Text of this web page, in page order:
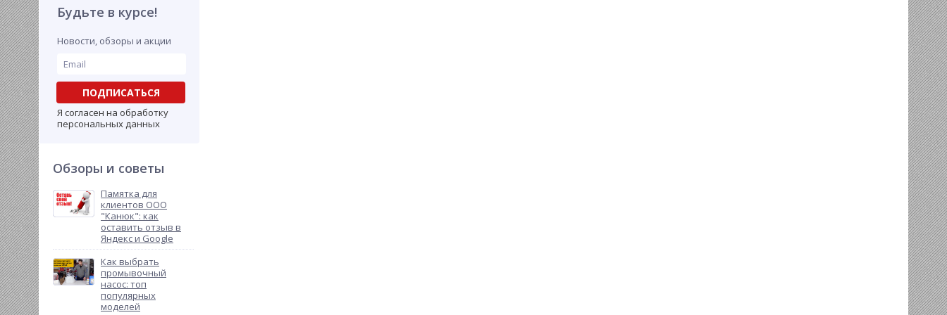
Будьте в курсе!
Новости, обзоры и акции
ПОДПИСАТЬСЯ
Я согласен на обработку
персональных данных
Обзоры и советы
Памятка для
клиентов ООО
"Канюк": как
оставить отзыв в
Яндекс и Google
Как выбрать
промывочный
насос: топ
популярных
моделей